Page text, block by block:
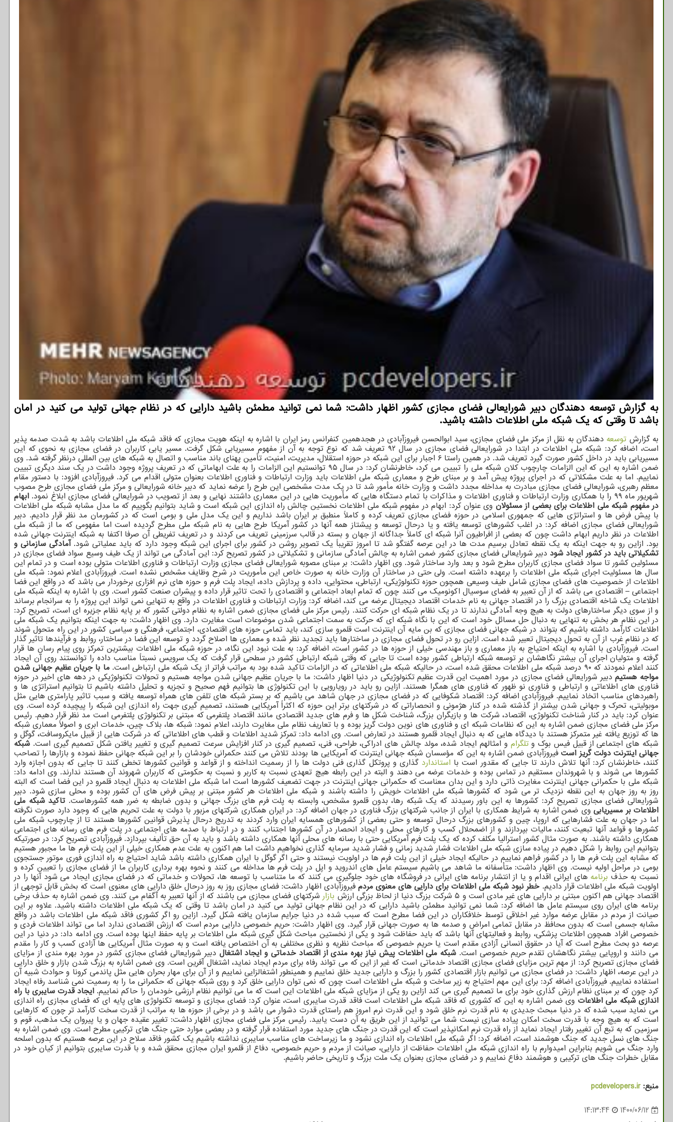
به گزارش توسعه دهندگان دبیر شورایعالی فضای مجازی کشور اظهار داشت: شما نمی توانید مطمئن باشید دارایی که در نظام جهانی تولید می کنید در امان
باشد تا وقتی که یک شبکه ملی اطلاعات داشته باشید.
به گزارش توسعه دهندگان به نقل از مرکز ملی فضای مجازی، سید ابوالحسن فیروزآبادی در هجدهمین کنفرانس رمز ایران با اشاره به اینکه هویت مجازی که فاقد شبکه ملی اطلاعات باشد به شدت صدمه پذیر
است، اضافه کرد: شبکه ملی اطلاعات در ابتدا در شورایعالی فضای مجازی در سال ۹۲ تعریف شد که نوع توجه به آن از مفهوم مسیریابی شکل گرفت. مسیر یابی کاربران در فضای مجازی به نحوی که این
مسیریابی باید در داخل کشور صورت گیرد تعریف شد. در همین راستا ۶ اجبار برای این شبکه در حوزه استقلال، مدیریت، امنیت، تأمین پهنای باند مناسب و اتصال به شبکه های بین المللی درنظر گرفته شد. وی
ضمن اشاره به این که این الزامات چارچوب کلان شبکه ملی را تبیین می کرد، خاطرنشان کرد: در سال ۹۵ توانستیم این الزامات را به علت ابهاماتی که در تعریف پروژه وجود داشت در یک سند دیگری تبیین
نماییم. اما به علت مشکلاتی که در اجرای پروژه پیش آمد و بر مبنای طرح و معماری شبکه ملی اطلاعات باید وزارت ارتباطات و فناوری اطلاعات بعنوان متولی اقدام می کرد. فیروزآبادی افزود: با دستور مقام
معظم رهبری، شورایعالی فضای مجازی مبادرت به مداخله مجدد داشت و وزارت خانه مأمور شد تا در یک مدت مشخصی این طرح را عرضه نماید که دبیر خانه شورایعالی و مرکز ملی فضای مجازی طرح مصوب
شهریور ماه ۹۹ را با همکاری وزارت ارتباطات و فناوری اطلاعات و مذاکرات با تمام دستگاه هایی که مأموریت هایی در این معماری داشتند نهایی و بعد از تصویب در شورایعالی فضای مجازی ابلاغ نمود. ابهام
در مفهوم شبکه ملی اطلاعات برای بعضی از مسئولان وی عنوان کرد: ابهام در مفهوم شبکه ملی اطلاعات نخستین چالش راه اندازی این شبکه است و شاید بتوانیم بگوییم که ما مدل مشابه شبکه ملی اطلاعات
با پیش فرض ها و استراتژی هایی که جمهوری اسلامی در حوزه فضای مجازی تعریف کرده و کاملاً منطبق بر ایران باشد نداریم و این یک مدل ملی و بومی است که در کشورمان مد نظر قرار دادیم. دبیر
شورایعالی فضای مجازی اضافه کرد: در اغلب کشورهای توسعه یافته و یا درحال توسعه و پیشتاز همه آنها در کشور آمریکا طرح هایی به نام شبکه ملی مطرح گردیده است اما مفهومی که ما از شبکه ملی
اطلاعات در نظر داریم ابهام داشت چون که بعضی از افراطیون آنرا شبکه ای کاملاً جداگانه از جهان و بسته در قالب سرزمینی تعریف می کردند و در تعریف تفریطی آن صرفا اکتفا به شبکه اینترنت جهانی شده
بود. ازاین رو به جهت اینکه به یک نقطه تعادل برسیم مدت ها در این عرصه گفتگو شد تا امروز تقریباً یک تصویر روشن در کشور برای اجرای این شبکه وجود دارد که باید عملیاتی شود.آمادگی سازمانی و
تشکیلاتی باید در کشور ایجاد شوددبیر شورایعالی فضای مجازی کشور ضمن اشاره به چالش آمادگی سازمانی و تشکیلاتی در کشور تصریح کرد: این آمادگی می تواند از یک طیف وسیع سواد فضای مجازی در
مسئولین کشور تا سواد فضای مجازی کاربران مطرح شود و بعد وارد ساختار شود. وی اظهار داشت: بر مبنای مصوبه شورایعالی فضای مجازی وزارت ارتباطات و فناوری اطلاعات متولی بوده است و در تمام این
سال ها مسئولیت اجرای شبکه ملی اطلاعات را برعهده داشته است. ولی حتی در ساختار آن وزارت خانه به صورت خاص این مأموریت در شرح وظایف مشخص نشده است. فیروزآبادی اعلام نمود: شبکه ملی
اطلاعات از خصوصیت های فضای مجازی شامل طیف وسیعی همچون حوزه تکنولوژیکی، ارتباطی، محتوایی، داده و پردازش داده، ایجاد پلت فرم و حوزه های نرم افزاری برخوردار می باشد که در واقع این فضا
اجتماعی – اقتصادی می باشد که از آن تعبیر به فضای سوسیال اکونومیک می کنند چون که تمام ابعاد اجتماعی و اقتصادی را تحت تاثیر قرار داده و پیشران صنعت کشور است. وی با اشاره به اینکه شبکه ملی
اطلاعات یک شاخه اقتصادی بزرگ را در اقتصاد جهانی به نام خدمات اقتصاد دیجیتال عرضه می کند، اضافه کرد: وزارت ارتباطات و فناوری اطلاعات در واقع به تنهایی نمی تواند این پروژه را به سرانجام برساند
و از سوی دیگر ساختارهای دولت به هیچ وجه آمادگی ندارند تا در یک نظام شبکه ای حرکت کنند. رئیس مرکز ملی فضای مجازی ضمن اشاره به نظام دولتی کشور که بر پایه نظام جزیره ای است، تصریح کرد:
در این نظام هر بخش به تنهایی به دنبال حل مسائل خود است که این با نگاه شبکه ای که حرکت به سمت اجتماعی شدن موضوعات است مغایرت دارد. وی اظهار داشت: به جهت اینکه بتوانیم یک شبکه ملی
اطلاعات کارآمد داشته باشیم که بتواند در شبکه جهانی فضای مجازی که بن مایه آن اینترنت است قلمرو سازی کند، باید تمامی حوزه های اقتصادی، اجتماعی، فرهنگی و سیاسی کشور در این راه متحول شوند
که در نظام غرب از آن به تحول دیجیتال تعبیر شده است. ازاین رو در تحول فضای مجازی در ساختارها باید تجدید نظر شده و معماری ها اصلاح گردد و توسعه این فضا در ساختار، روابط و فرآیندها تاثیر گذار
است. فیروزآبادی با اشاره به اینکه احتیاج به باز معماری و باز مهندسی خیلی از حوزه ها در کشور است، اضافه کرد: به علت نبود این نگاه، در حوزه شبکه ملی اطلاعات بیشترین تمرکز روی پیام رسان ها قرار
گرفته و متولیان اجرای آن بیشتر نگاهشان بر توسعه شبکه ارتباطی کشور بوده است تا جایی که وقتی شبکه ارتباطی کشور در سطحی قرار گرفت که یک سرویس نسبتاً مناسب داده را توانستند روی آن ایجاد
کنند اعلام نمودند که ۹۰ درصد شبکه ملی اطلاعات محقق شده است، در حالیکه شبکه ملی اطلاعاتی که در الزامات تاکید شده بود به مراتب فراتر از یک شبکه ملی ارتباطی است. ما با جریان عظیم جهانی شدن
مواجه هستیمدبیر شورایعالی فضای مجازی در مورد اهمیت این قدرت عظیم تکنولوژیکی در دنیا اظهار داشت: ما با جریان عظیم جهانی شدن مواجه هستیم و تحولات تکنولوژیکی در دهه های اخیر در حوزه
فناوری های اطلاعاتی و ارتباطی و فناوری نو ظهور که فناوری های همگرا هستند. ازاین رو باید در رویارویی با این تکنولوژی ها بتوانیم فهم صحیح و تجزیه و تحلیل داشته باشیم تا بتوانیم استراتژی ها و
راهبردهای مناسب اتخاد نماییم. فیروزآبادی اضافه کرد: اقتصاد شکوفایی که در فضای مجازی در جهان شاهد می باشیم که بر بستر شبکه های تلفن های همراه توسعه یافته و سبب تاثیر پارامتری هایی مثل
موبولیتی، تحرک و جهانی شدن بیشتر از گذشته شده در کنار هژمونی و انحصاراتی که در شرکتهای برتر این حوزه که اکثراً آمریکایی هستند، تصمیم گیری جهت راه اندازی این شبکه را پیچیده کرده است. وی
عنوان کرد: باید در کنار شناخت تکنولوژی، اقتصاد، شرکت ها و بازیگران بزرگ، شناخت شکل ها و فرم های جدید اقتصادی مانند اقتصاد پلتفرمی که مبتنی بر تکنولوژی پلتفرمی است مد نظر قرار دهیم. رئیس
مرکز ملی فضای مجازی ضمن اشاره به این که نظامات شبکه ای و فناوری های نوین دولت گریز بوده و با تعاریف نظام ملی مغایرت دارند، اعلام نمود: شبکه ها، بلاک چین، خدمات ابری و اصولاً معماری شبکه
ها که توزیع یافته غیر متمرکز هستند با دیدگاه هایی که به دنبال ایجاد قلمرو هستند در تعارض است. وی ادامه داد: تمرکز شدید اطلاعات و قطب های اطلاعاتی که در شرکت هایی از قبیل مایکروسافت، گوگل و
شبکه های اجتماعی از قبیل فیس بوک وتلگرام و امثالهم ایجاد شده، مولد چالش های ادراکی، طراحی، فنی، تصمیم گیری در کنار افزایش سرعت تصمیم گیری و تغییر یافتن شکل تصمیم گیری است. شبکه
جهانی اینترنت دولت گریز استفیروزآبادی ضمن اشاره به این که مؤسسان شبکه جهانی اینترنت که آمریکایی ها بودند تلاش می کنند حکمرانی خودشان را بر این شبکه جهانی حفظ نموده و بازارها را تصاحب
کنند، خاطرنشان کرد: آنها تلاش دارند تا جایی که مقدور است با استاندارد گذاری و پروتکل گذاری فنی دولت ها را از رسمیت انداخته و از قواعد و قوانین کشورها تخطی کنند تا جایی که بدون اجازه وارد
کشورها می شوند و با شهروندان مستقیم در تماس بوده و خدمات عرضه می دهند و البته در این رابطه هیچ تعهدی نسبت به کاربر و نسبت به حکومتی که کاربران شهروند آن هستند ندارند. وی ادامه داد:
شبکه ملی با حکمرانی جهانی اینترنت مغایرت ذاتی دارد و این بدان معناست که حکمرانی جهانی اینترنت در جهت تضعیف کشورها است اما شبکه ملی اطلاعات به دنبال ایجاد قلمرو در این فضا است که البته
روز به روز جهان به این نقطه نزدیک تر می شود که کشورها شبکه ملی اطلاعات خویش را داشته باشند و شبکه ملی اطلاعات هر کشور مبتنی بر پیش فرض های آن کشور بوده و محلی سازی شود. دبیر
شورایعالی فضای مجازی تصریح کرد: کشورها به این باور رسیدند که یک شبکه رها، بدون قلمرو مشخص، وابسته به پلت فرم های بزرگ جهانی و بدون ضابطه به ضرر همه کشورهاست. تاکید شبکه ملی
اطلاعات بر مسیریابیوی ضمن اشاره به شرایط همکاری با ایران از جانب شرکتهای بزرگ فناوری در جهان اضافه کرد: در ایران همکاری شرکتهای مزبور با دولت به علت تحریم هایی که وجود دارد صورت نگرفته
اما در جهان به علت فشارهایی که اروپا، چین و کشورهای بزرگ درحال توسعه و حتی بعضی از کشورهای همسایه ایران وارد کردند به تدریج درحال پذیرش قوانین کشورها هستند تا از چارچوب شبکه ملی
کشورها و قواعد آنها تبعیت کنند، مالیات بپردازند و از اضمحلال کسب و کارهای محلی و ایجاد انحصار در آن کشورها اجتناب کنند و در ارتباط با صدمه های اجتماعی در پلت فرم های رسانه های اجتماعی
همکاری داشته باشند. به صورت مثال کشور استرالیا مکلف کرده که یک پلت فرم آمریکایی حتی با رسانه های محلی آنها همکاری داشته باشد و باید به آن حق تألیف بپردازد. فیروزآبادی تصریح کرد: در صورتیکه
بتوانیم این روابط را شکل دهیم در پیاده سازی شبکه ملی اطلاعات فشار شدید زمانی و فشار شدید سرمایه گذاری نخواهیم داشت اما هم اکنون به علت عدم همکاری خیلی از این پلت فرم ها ما مجبور هستیم
که مشابه این پلت فرم ها را در کشور فراهم نماییم در حالیکه ایجاد خیلی از این پلت فرم ها در اولویت نیستند و حتی اگر گوگل با ایران همکاری داشته باشد شاید احتیاج به راه اندازی فوری موتور جستجوی
بومی در مراحل اولیه نیست. وی اظهار داشت: متأسفانه ما شاهد می باشیم سیستم عامل های اندروید و اپل در پلت فرم ها مداخله می کنند و نحوه بهره برداری کاربران ما از فضای مجازی را تعیین کرده و
نسبت به حذف برنامه های ایرانی اقدام و یا از انتشار برنامه های ایرانی در فروشگاه های خود جلوگیری می کنند که ما متناسب با توسعه ها، تحولات و خدماتی که در فضای مجازی ایجاد می شود آنها را در
اولویت شبکه ملی اطلاعات قرار دادیم.خطر نبود شبکه ملی اطلاعات برای دارایی های معنوی مردم فیروزآبادی اظهار داشت: فضای مجازی روز به روز درحال خلق دارایی های معنوی است که بخش قابل توجهی از
اقتصاد جهانی هم اکنون مبتنی بر دارایی های غیر مادی است و ۵ شرکت بزرگ دنیا از لحاظ بزرگی ارزش بازار شرکتهای فضای مجازی می باشند که از آنها تعبیر به آگفام می کنند. وی ضمن اشاره به حذف برخی
برنامه های ایران روی سیستم عامل ها اضافه کرد: شما نمی توانید مطمئن باشید دارایی که در این نظام جهانی تولید می کنید در امان باشد تا وقتی که یک شبکه ملی اطلاعات داشته باشید. علاوه بر این
صیانت از مردم در مقابل عرضه موارد غیر اخلاقی توسط خلافکاران در این فضا مطرح است که سبب شده در دنیا جرایم سازمان یافته شکل گیرد. ازاین رو اگر کشوری فاقد شبکه ملی اطلاعات باشد در واقع
مشابه جسمی است که بدون محافظ در مقابل تمامی امراض و صدمه ها به صورت جهانی قرار گیرد. وی اظهار داشت: حریم خصوصی دارایی مردم است که ارزش اقتصادی ندارد اما می تواند اطلاعات فردی و
خصوصی افراد همچون اطلاعات پزشکی، روابط و فعالیتهای آنها باشد که باید حفاظت شود و یکی از نخستین مباحث شکل گیری شبکه ملی اطلاعات بر پایه حفظ اینها بوده است. وی ادامه داد: در دنیا در این
عرصه دو بحث مطرح است که آیا در حقوق انسانی آزادی مقدم است یا حریم خصوصی که مباحث نظریه و نظری مختلفی به آن اختصاص یافته است و به صورت مثال آمریکایی ها آزادی کسب و کار را مقدم
می دانند و اروپایی بیشتر نگاهشان تقدم حریم خصوصی است. شبکه ملی اطلاعات پیش نیاز بهره مندی از اقتصاد خدماتی و ایجاد اشتغال دبیر شورایعالی فضای مجازی کشور در مورد بهره مندی از مزایای
فضای مجازی تصریح کرد: از مهم ترین مزایای فضای مجازی اقتصاد خدماتی است که غیر از این که می تواند رفاه برای مردم ایجاد نماید، اشتغال آفرین است. وی ضمن اشاره به بزرگ شدن بازار و خلق دارایی
در این عرصه، اظهار داشت: در فضای مجازی می توانیم بازار اقتصادی کشور را بزرگ و دارایی جدید خلق نماییم و همینطور اشتغالزایی نماییم و از آن برای مهار بحران هایی مثل پاندمی کرونا و حوادث شبیه آن
استفاده نماییم. فیروزآبادی اضافه کرد: برای این مهم احتیاج به زیر ساخت و شبکه ملی اطلاعات است چون که نمی توان دارایی خلق کرد و روی شبکه جهانی که حکمرانی ما را به رسمیت نمی شناسد رفاه ایجاد
کرد چون که بر مبنای نظام ارزش گذاری خود برای ما تصمیم گیری می کند ازاین رو یکی از مزایای شبکه ملی اطلاعات این است که ما می توانیم نظام ارزشی خودمان را حاکم نماییم. ایجاد قدرت سایبری با راه
اندازی شبکه ملی اطلاعات وی ضمن اشاره به این که کشوری که فاقد شبکه ملی اطلاعات است فاقد قدرت سایبری است، عنوان کرد: فضای مجازی و توسعه تکنولوژی های پایه ای که فضای مجازی راه اندازی
می نماید سبب شده که در دنیا مبحث جدیدی به نام قدرت نرم خلق شود و این قدرت نرم امروز هم راستای قدرت دشوار می باشد و در برخی از حوزه ها به مراتب از قدرت سخت کارآمد تر چون که کارهایی
است که به هیچ وجه با قدرت سخت امکان پیاده سازی نیست شما می توانید از این طریق به آن دست یابید. رئیس مرکز ملی فضای مجازی اظهار داشت: تغییر عقیده جهان و یا پیروان یک مذهب، قوم و
سرزمین که به تبع آن تغییر رفتار ایجاد نماید از راه قدرت نرم امکانپذیر است که این قدرت در جنگ های جدید مورد استفاده قرار گرفته و در بعضی موارد حتی جنگ های ترکیبی مطرح است. وی ضمن اشاره به
جنگ های نسل جدید که جنگ هوشمند است، اضافه کرد: اگر شبکه ملی اطلاعات راه اندازی نشود و ما زیرساخت های مناسب سایبری نداشته باشیم یک کشور فاقد سلاح در این عرصه هستیم که بدون اسلحه
وارد جنگ می شویم بنابراین امیدوارم با راه اندازی شبکه ملی اطلاعات حفاظت از دارایی، صیانت از مردم و حریم خصوصی، دفاع از قلمرو ایران مجازی محقق شده و با قدرت سایبری بتوانیم از کیان خود در
مقابل خطرات جنگ های ترکیبی و هوشمند دفاع نماییم و در فضای مجازی بعنوان یک ملت بزرگ و تاریخی حاضر باشیم.
منبع:pcdevelopers.ir
1400/06/12
14:13:44